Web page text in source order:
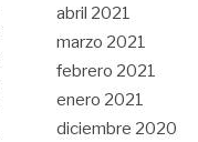
abril 2021
marzo 2021
febrero 2021
enero 2021
diciembre 2020